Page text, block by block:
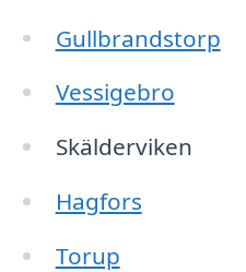
Gullbrandstorp
Vessigebro
Skälderviken
Hagfors
Torup